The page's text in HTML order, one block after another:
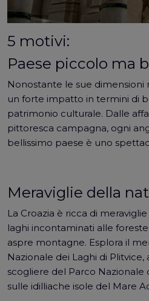
5 motivi:
Paese piccolo ma
Nonostante le sue dimensioni
un forte impatto in termini di
patrimonio culturale. Dalle
pittoresca campagna, ogni
bellissimo paese è uno
Meraviglie della
La Croazia è ricca di
laghi incontaminati alle
aspre montagne. Esplora il
Nazionale dei Laghi di
scogliere del Parco Nazionale
sulle idilliache isole del Mare